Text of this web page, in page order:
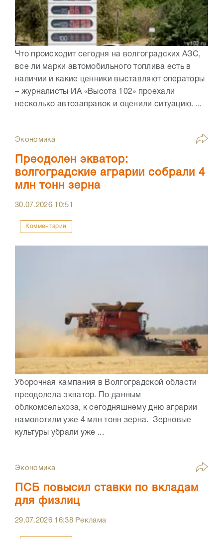
Что происходит сегодня на волгоградских АЗС,
все ли марки автомобильного топлива есть в
наличии и какие ценники выставляют операторы
– журналисты ИА «Высота 102» проехали
несколько автозаправок и оценили ситуацию. ...
Экономика
Преодолен экватор:
волгоградские аграрии собрали 4
млн тонн зерна
30.07.2026 10:51
Комментарии
Уборочная кампания в Волгоградской области
преодолела экватор. По данным
облкомсельхоза, к сегодняшнему дню аграрии
намолотили уже 4 млн тонн зерна. Зерновые
культуры убрали уже ...
Экономика
ПСБ повысил ставки по вкладам
для физлиц
29.07.2026 16:38Реклама